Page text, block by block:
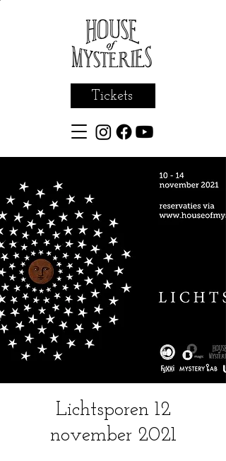
Tickets
Lichtsporen 12
november 2021